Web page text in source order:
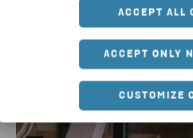
ACCEPT ALL
ACCEPT ONLY
CUSTOMIZE